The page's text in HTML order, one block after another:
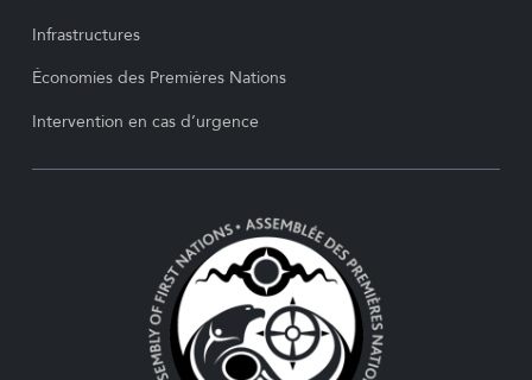
Infrastructures
Économies des Premières Nations
Intervention en cas d’urgence